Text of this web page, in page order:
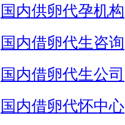
国内供卵代孕机构
国内借卵代生咨询
国内借卵代生公司
国内借卵代怀中心